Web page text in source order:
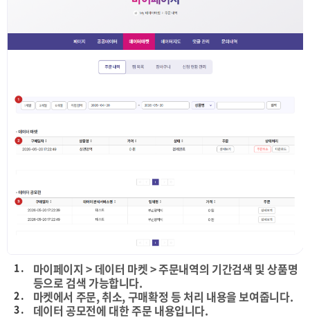
1 .
마이페이지 > 데이터 마켓 > 주문내역의 기간검색 및 상품명
등으로 검색 가능합니다.
2 . 마켓에서 주문, 취소, 구매확정 등 처리 내용을 보여줍니다.
3 . 데이터 공모전에 대한 주문 내용입니다.